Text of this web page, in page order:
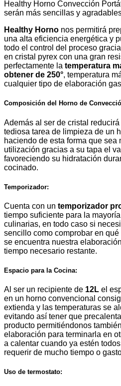
Healthy Horno Convección
serán más sencillas y
Healthy Horno nos permitirá
una alta eficiencia energética y
todo el control del proceso
en cristal pyrex con una gran
perfectamente la temperatura
obtener de 250°, temperatura
cualquier tipo de elaboración
Composición del Horno de
Además al ser de cristal
tediosa tarea de limpieza de un
haciendo de esta forma que sea
utilización gracias a su tapa el
favoreciendo su hidratación
cocinado.
Temporizador:
Cuenta con un temporizador
tiempo suficiente para la
culinarias, en todo caso si
sencillo como comprobar en
se encuentra nuestra
tiempo necesario restante.
Espacio para la Cocina:
Al ser un recipiente de 12L el
en un horno convencional
extienda y las temperaturas se
evitando así tener que
producto permitiéndonos
elaboración para terminarla en
a calentar cuando ya estén
requerir de mucho tiempo o
Uso de termostato: